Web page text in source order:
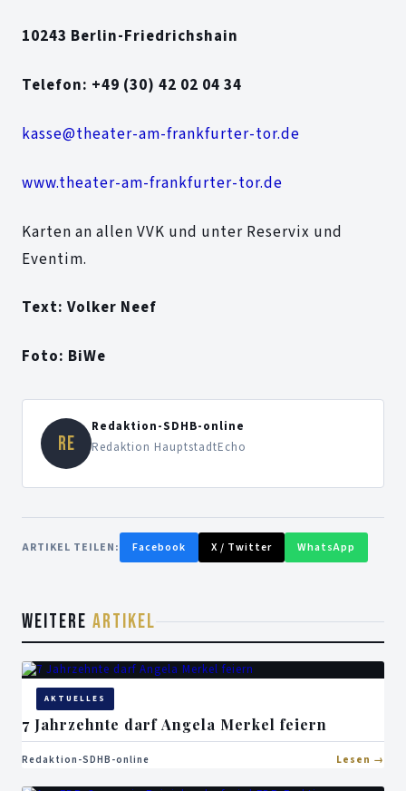
10243 Berlin-Friedrichshain
Telefon: +49 (30) 42 02 04 34
kasse@theater-am-frankfurter-tor.de
www.theater-am-frankfurter-tor.de
Karten an allen VVK und unter Reservix und
Eventim.
Text: Volker Neef
Foto: BiWe
RE
Redaktion-SDHB-online
Redaktion HauptstadtEcho
ARTIKEL TEILEN: Facebook X / Twitter WhatsApp
WEITERE ARTIKEL
AKTUELLES
7 Jahrzehnte darf Angela Merkel feiern
Redaktion-SDHB-online Lesen